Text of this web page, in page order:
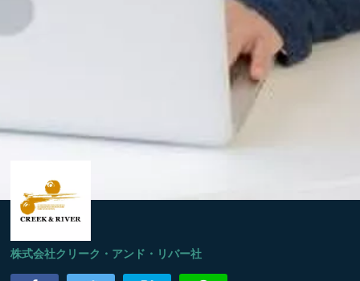
株式会社クリーク・アンド・リバー社